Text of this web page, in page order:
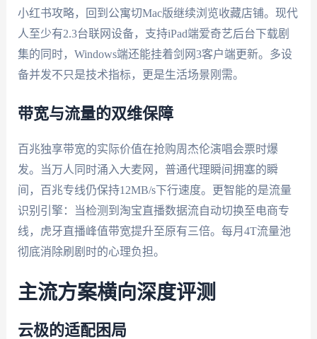
小红书攻略，回到公寓切Mac版继续浏览收藏店铺。现代
人至少有2.3台联网设备，支持iPad端爱奇艺后台下载剧
集的同时，Windows端还能挂着剑网3客户端更新。多设
备并发不只是技术指标，更是生活场景刚需。
带宽与流量的双维保障
百兆独享带宽的实际价值在抢购周杰伦演唱会票时爆
发。当万人同时涌入大麦网，普通代理瞬间拥塞的瞬
间，百兆专线仍保持12MB/s下行速度。更智能的是流量
识别引擎：当检测到淘宝直播数据流自动切换至电商专
线，虎牙直播峰值带宽提升至原有三倍。每月4T流量池
彻底消除刷剧时的心理负担。
主流方案横向深度评测
云极的适配困局